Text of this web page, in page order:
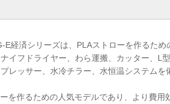
E経済シリーズは、PLAストローを作るた
イフドライヤー、わら運搬、カッター、L
レッサー、水冷チラー、水恒温システムを
を作るための人気モデルであり、より費用